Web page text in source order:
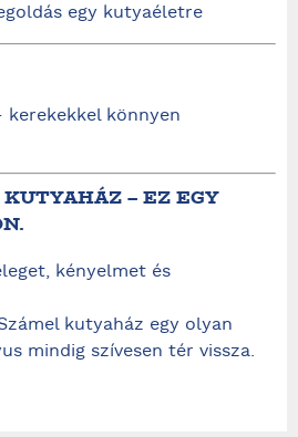
egy kutyaéletre
könnyen
– EZ EGY
kényelmet és
kutyaház egy olyan
mindig szívesen tér vissza.